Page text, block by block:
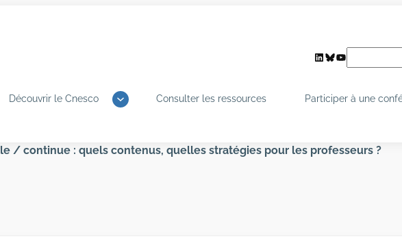
LinkedIn
Bluesky
YouTube
Découvrir le Cnesco Consulter les ressources Participer à une
/ continue : quels contenus, quelles stratégies pour les professeurs ?